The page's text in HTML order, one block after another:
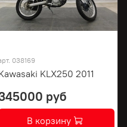
038169
KLX250 2011
руб
В корзину